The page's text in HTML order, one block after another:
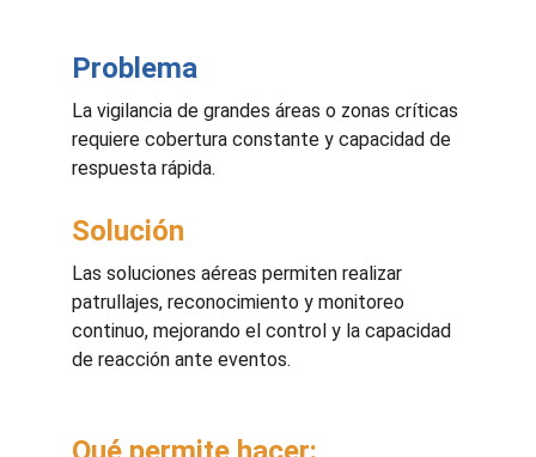
La vigilancia de grandes áreas o zonas críticas
requiere cobertura constante y capacidad de
respuesta rápida.
Las soluciones aéreas permiten realizar
patrullajes, reconocimiento y monitoreo
continuo, mejorando el control y la capacidad
de reacción ante eventos.
Problema
Solución